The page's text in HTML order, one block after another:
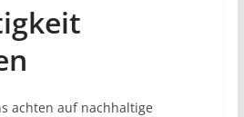
achten auf nachhaltige